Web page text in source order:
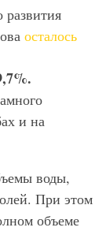
осталось
и на
воды,
При этом
объеме